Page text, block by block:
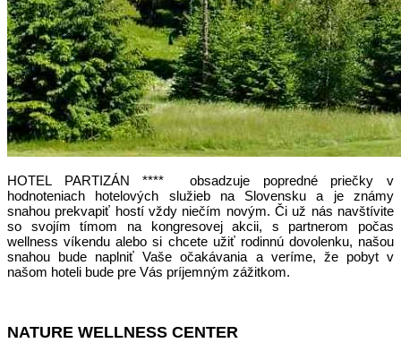
HOTEL PARTIZÁN **** obsadzuje popredné priečky v
hodnoteniach hotelových služieb na Slovensku a je známy
snahou prekvapiť hostí vždy niečím novým. Či už nás navštívite
so svojím tímom na kongresovej akcii, s partnerom počas
wellness víkendu alebo si chcete užiť rodinnú dovolenku, našou
snahou bude naplniť Vaše očakávania a veríme, že pobyt v
našom hoteli bude pre Vás príjemným zážitkom.
NATURE WELLNESS CENTER